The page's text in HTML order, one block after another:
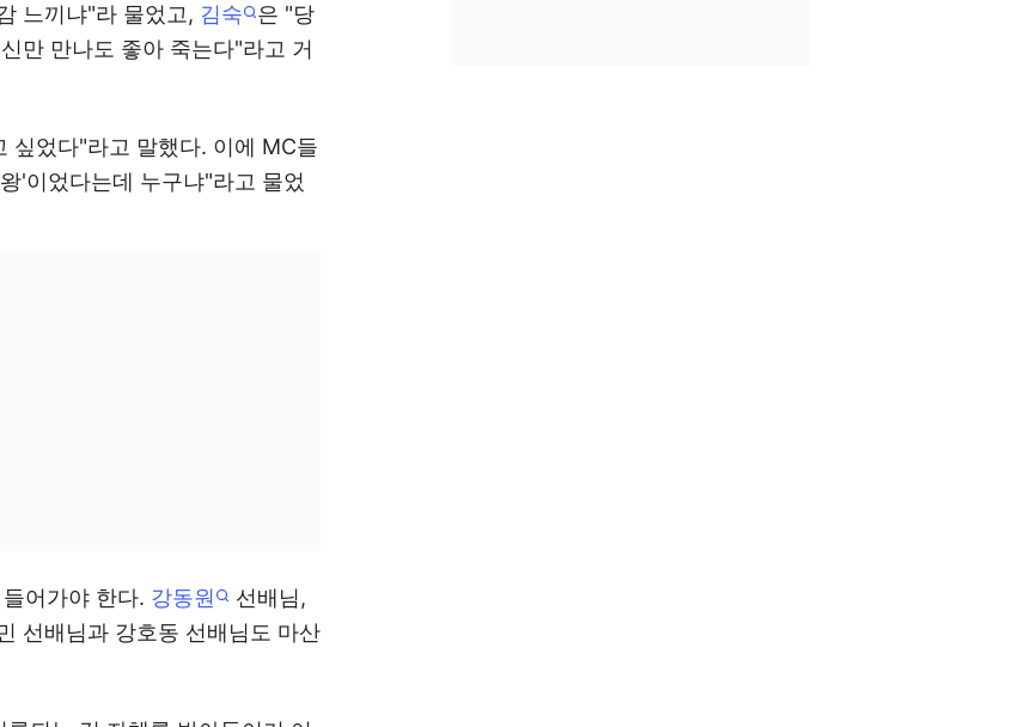
느끼냐"라 물었고, 김숙
은 "당
만 만나도 좋아 죽는다"라고 거
싶었다"라고 말했다. 이에 MC들
'이었다는데 누구냐"라고 물었
어가야 한다. 강동원
선배님,
선배님과 강호동 선배님도 마산